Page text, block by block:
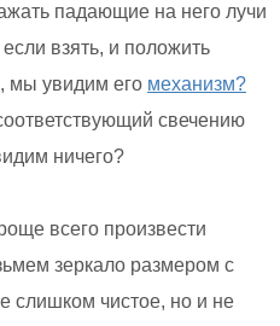
падающие на него лучи
взять, и положить
мы увидим его механизм?
свечению
ничего?
всего произвести
зеркало размером с
слишком чистое, но и не